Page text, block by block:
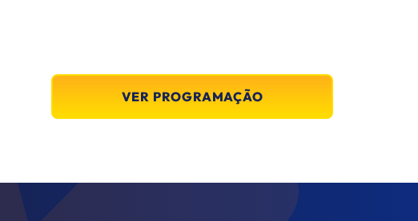
VER PROGRAMAÇÃO